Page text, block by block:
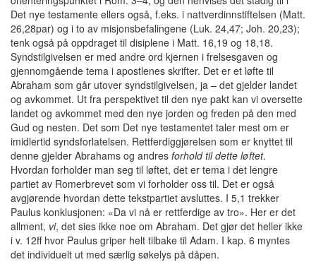
Det nye testamente ellers også, f.eks. i nattverdinnstiftelsen (Matt.
26,28par) og i to av misjonsbefalingene (Luk. 24,47; Joh. 20,23);
tenk også på oppdraget til disiplene i Matt. 16,19 og 18,18.
Syndstilgivelsen er med andre ord kjernen i frelsesgaven og
gjennomgående tema i apostlenes skrifter. Det er et løfte til
Abraham som går utover syndstilgivelsen, ja – det gjelder landet
og avkommet. Ut fra perspektivet til den nye pakt kan vi oversette
landet og avkommet med den nye jorden og freden på den med
Gud og nesten. Det som Det nye testamentet taler mest om er
imidlertid syndsforlatelsen. Rettferdiggjørelsen som er knyttet til
denne gjelder Abrahams og andres forhold til dette løftet.
Hvordan forholder man seg til løftet, det er tema i det lengre
partiet av Romerbrevet som vi forholder oss til. Det er også
avgjørende hvordan dette tekstpartiet avsluttes. I 5,1 trekker
Paulus konklusjonen: «Da vi nå er rettferdige av tro». Her er det
allment, vi, det sies ikke noe om Abraham. Det gjør det heller ikke
i v. 12ff hvor Paulus griper helt tilbake til Adam. I kap. 6 myntes
det individuelt ut med særlig søkelys på dåpen.